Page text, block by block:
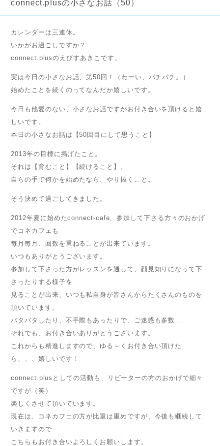
connect.plusの小さなお話（50）
カレンダーは三連休。
いかがお過ごしですか？
connect.plusのえびすあきこです。
実は今日の小さなお話、第50回！（わーい、パチパチ。）
始めたことを続くのってなんだか嬉しいです。
今日も他愛のない、小さなお話ですがお付き合いを頂けると嬉
しいです。
本日の小さなお話は【50回目にして思うこと】
2013年の目標に掲げたこと。
それは【育むこと】【続けること】。
自らの手で何かを始めたなら、やり抜くこと。
そう決めて過ごしてきました。
2012年夏に始めたconnect-cafe、参加して下さる方々のおかげ
でコネカフェも
毎月毎月、回数を重ねることが出来ています。
いつもありがとうございます。
参加して下さった方がレッスンを通して、顔見知りになって下
さったりする様子を
見ることが出来、いつも私自身が皆さんからたくさんのものを
頂いています。
バタバタしたり、不手際もあったりで、ご迷惑も多数…
それでも、お付き合いありがとうございます。
これからも精進しますので、ゆる～くお付き合い頂けた
ら、、、嬉しいです！
connect.plusとしての活動も、リピーターの方のおかげで細々
ですが（笑）
楽しくさせて頂いています。
現在は、コネカフェの方が比重は重めですが、今後も継続して
いきますので
こちらもお付き合いよろしくお願いします。